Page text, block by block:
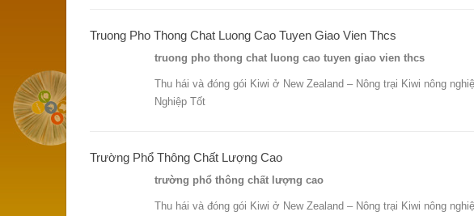
Truong Pho Thong Chat Luong Cao Tuyen Giao Vien Thcs
truong pho thong chat luong cao tuyen giao vien thcs
Thu hái và đóng gói Kiwi ở New Zealand – Nông trại Kiwi nông
Nghiệp Tốt
Trường Phổ Thông Chất Lượng Cao
trường phổ thông chất lượng cao
Thu hái và đóng gói Kiwi ở New Zealand – Nông trại Kiwi nông